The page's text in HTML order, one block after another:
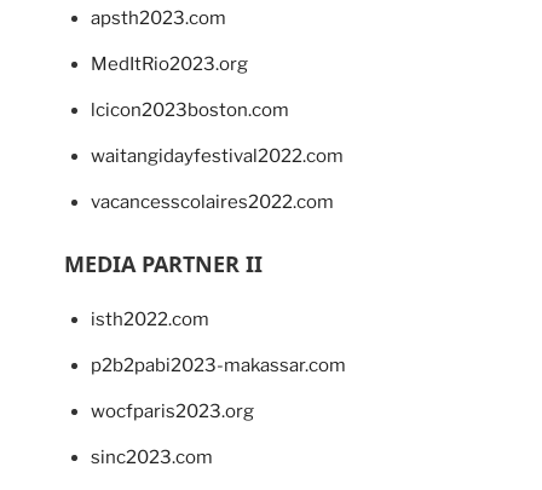
apsth2023.com
MedItRio2023.org
lcicon2023boston.com
waitangidayfestival2022.com
vacancesscolaires2022.com
MEDIA PARTNER II
isth2022.com
p2b2pabi2023-makassar.com
wocfparis2023.org
sinc2023.com